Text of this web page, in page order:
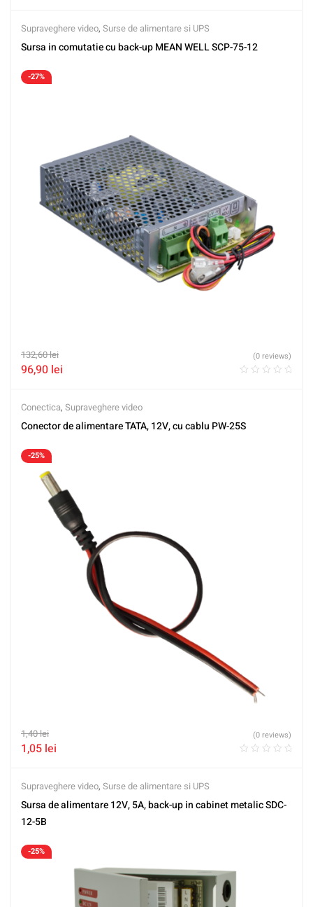
Supraveghere video, Surse de alimentare si UPS
Sursa in comutatie cu back-up MEAN WELL SCP-75-12
-27%
132,60lei
96,90 lei
(0 reviews)
Conectica, Supraveghere video
Conector de alimentare TATA, 12V, cu cablu PW-25S
-25%
1,40lei
1,05 lei
(0 reviews)
Supraveghere video, Surse de alimentare si UPS
Sursa de alimentare 12V, 5A, back-up in cabinet metalic SDC-
12-5B
-25%